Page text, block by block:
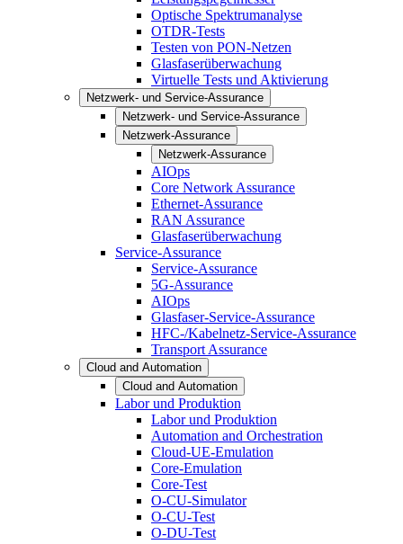
Optische Spektrumanalyse
OTDR-Tests
Testen von PON-Netzen
Glasfaserüberwachung
Virtuelle Tests und Aktivierung
Netzwerk- und Service-Assurance
Netzwerk- und Service-Assurance
Netzwerk-Assurance
Netzwerk-Assurance
AIOps
Core Network Assurance
Ethernet-Assurance
RAN Assurance
Glasfaserüberwachung
Service-Assurance
Service-Assurance
5G-Assurance
AIOps
Glasfaser-Service-Assurance
HFC-/Kabelnetz-Service-Assurance
Transport Assurance
Cloud and Automation
Cloud and Automation
Labor und Produktion
Labor und Produktion
Automation and Orchestration
Cloud-UE-Emulation
Core-Emulation
Core-Test
O-CU-Simulator
O-CU-Test
O-DU-Test